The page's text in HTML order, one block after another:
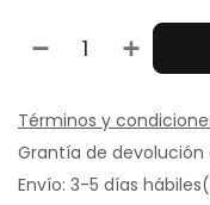
Términos y
Grantía de devolución
Envío: 3-5 días